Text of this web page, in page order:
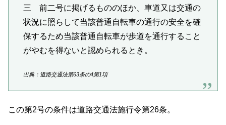
三 前二号に掲げるもののほか、車道又は交通の
状況に照らして当該普通自転車の通行の安全を確
保するため当該普通自転車が歩道を通行すること
がやむを得ないと認められるとき。
出典：道路交通法第63条の4第1項
この第2号の条件は道路交通法施行令第26条。